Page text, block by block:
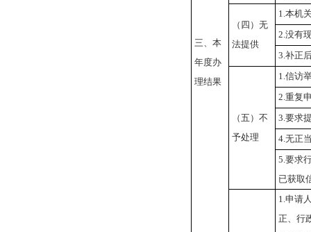
三、本
年度办
理结果
（四）无
法提供
1.本机
2.没有
3.补正
（五）不
予处理
1.信访
2.重复
3.要求
4.无正
5.要求
已获取
1.申请
正、行